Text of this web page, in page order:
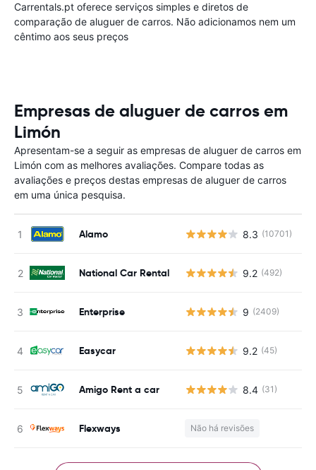
Carrentals.pt oferece serviços simples e diretos de
comparação de aluguer de carros. Não adicionamos nem um
cêntimo aos seus preços
Empresas de aluguer de carros em
Limón
Apresentam-se a seguir as empresas de aluguer de carros em
Limón com as melhores avaliações. Compare todas as
avaliações e preços destas empresas de aluguer de carros
em uma única pesquisa.
Alamo 8.3 (10701)
National Car Rental 9.2 (492)
Enterprise 9 (2409)
Easycar 9.2 (45)
Amigo Rent a car 8.4 (31)
Flexways Não há revisões